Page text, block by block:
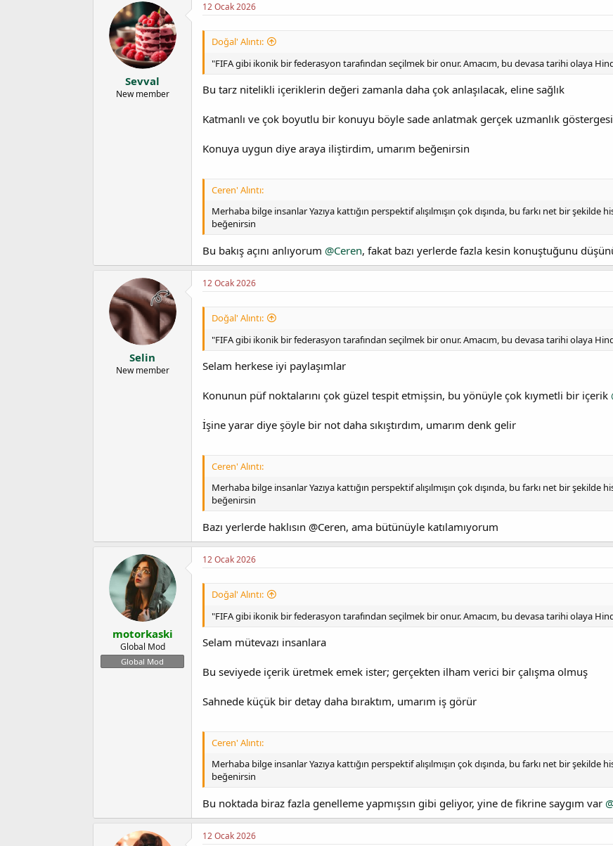
Sevval
New member
12 Ocak 2026
Doğal' Alıntı:
"FIFA gibi ikonik bir federasyon tarafından seçilmek bir onur. Amacım, bu devasa tarihi olaya
Bu tarz nitelikli içeriklerin değeri zamanla daha çok anlaşılacak, eline sağlık
Katmanlı ve çok boyutlu bir konuyu böyle sade anlatmak gerçek uzmanlık göstergesi
Konuya uygun diye araya iliştirdim, umarım beğenirsin
Ceren' Alıntı:
Merhaba bilge insanlar Yazıya kattığın perspektif alışılmışın çok dışında, bu farkı net bir
beğenirsin
Bu bakış açını anlıyorum @Ceren, fakat bazı yerlerde fazla kesin konuştuğunu
Selin
New member
12 Ocak 2026
Doğal' Alıntı:
"FIFA gibi ikonik bir federasyon tarafından seçilmek bir onur. Amacım, bu devasa tarihi olaya
Selam herkese iyi paylaşımlar
Konunun püf noktalarını çok güzel tespit etmişsin, bu yönüyle çok kıymetli bir içerik
İşine yarar diye şöyle bir not daha sıkıştırdım, umarım denk gelir
Ceren' Alıntı:
Merhaba bilge insanlar Yazıya kattığın perspektif alışılmışın çok dışında, bu farkı net bir
beğenirsin
Bazı yerlerde haklısın @Ceren, ama bütünüyle katılamıyorum
motorkaski
Global Mod
Global Mod
12 Ocak 2026
Doğal' Alıntı:
"FIFA gibi ikonik bir federasyon tarafından seçilmek bir onur. Amacım, bu devasa tarihi olaya
Selam mütevazı insanlara
Bu seviyede içerik üretmek emek ister; gerçekten ilham verici bir çalışma olmuş
Sahnede küçük bir detay daha bıraktım, umarım iş görür
Ceren' Alıntı:
Merhaba bilge insanlar Yazıya kattığın perspektif alışılmışın çok dışında, bu farkı net bir
beğenirsin
Bu noktada biraz fazla genelleme yapmışsın gibi geliyor, yine de fikrine saygım var
12 Ocak 2026